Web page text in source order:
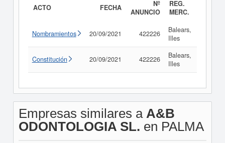
ACTO FECHA
Nº
ANUNCIO
REG.
MERC.
Nombramientos 20/09/2021 422226
Balears,
Illes
Constitución 20/09/2021 422226
Balears,
Illes
Empresas similares a A&B
ODONTOLOGIA SL. en PALMA